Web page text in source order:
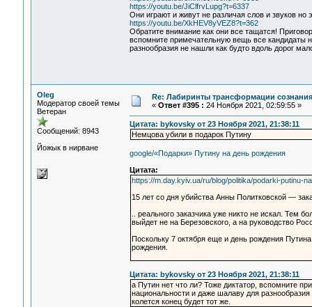
https://youtu.be/JiClfrvLupg?t=6337
Они играют и живут не различая слов и звуков
https://youtu.be/XkHEV8yVEZ8?t=362
Обратите внимание как они все тащатся!
вспомните примечательную вещь все кандидаты
разнообразия не нашли как будто вдоль дорог
Oleg
Модератор своей темы
Ветеран
Сообщений: 8943
Йожык в нирване
Re: Лабиринты трансформации
« Ответ #395 : 24 Ноября 2021, 02:59:55 »
Цитата: bykovsky от 23 Ноября 2021, 21:38:11
Немцова убили в подарок Путину
google/«Подарки» Путину на день рождения
Цитата:
https://m.day.kyiv.ua/ru/blog/politika/podarki-putinu-
15 лет со дня убийства Анны Политковской —
.. реального заказчика уже никто не искал. Тем
выйдет не на Березовского, а на руководство
Поскольку 7 октября еще и день рождения
рождения.
Цитата: bykovsky от 23 Ноября 2021, 21:38:11
а Путин нет что ли? Тоже диктатор, вспомните
национальности и даже шалаву для
колется конец будет тот же.